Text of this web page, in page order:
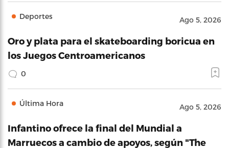
Deportes Ago 5, 2026
Oro y plata para el skateboarding boricua en
los Juegos Centroamericanos
0
Última Hora Ago 5, 2026
Infantino ofrece la final del Mundial a
Marruecos a cambio de apoyos, según "The